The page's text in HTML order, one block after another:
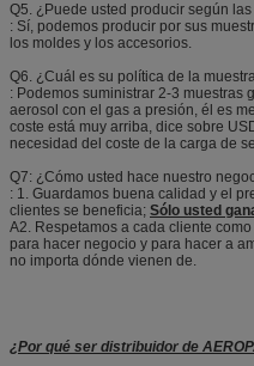
Q5. ¿Puede usted producir según
: Sí, podemos producir por sus
los moldes y los accesorios.
Q6. ¿Cuál es su política de la
: Podemos suministrar 2-3 muestras
aerosol con el gas a presión, él es
coste está muy arriba, dice sobre
necesidad del coste de la carga de
Q7: ¿Cómo usted hace nuestro
: 1. Guardamos buena calidad y el
clientes se beneficia; Sólo usted
A2. Respetamos a cada cliente
para hacer negocio y para hacer a
no importa dónde vienen de.
¿Por qué ser distribuidor de